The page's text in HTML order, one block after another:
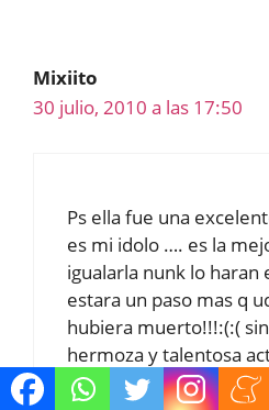
Mixiito
30 julio, 2010 a las 17:50
Ps ella fue una
es mi idolo …. es la
igualarla nunk lo haran
estara un paso mas q
hubiera muerto!!!:(:(
hermoza y talentosa
tiempos!!!